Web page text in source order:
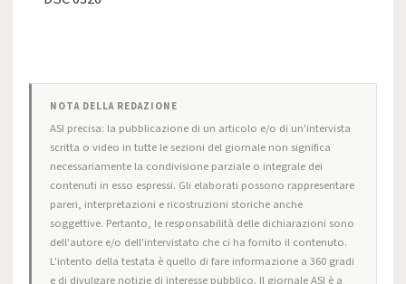
NOTA DELLA REDAZIONE
ASI precisa: la pubblicazione di un articolo e/o di un'intervista
scritta o video in tutte le sezioni del giornale non significa
necessariamente la condivisione parziale o integrale dei
contenuti in esso espressi. Gli elaborati possono rappresentare
pareri, interpretazioni e ricostruzioni storiche anche
soggettive. Pertanto, le responsabilità delle dichiarazioni sono
dell'autore e/o dell'intervistato che ci ha fornito il contenuto.
L'intento della testata è quello di fare informazione a 360 gradi
e di divulgare notizie di interesse pubblico. Il giornale ASI è a